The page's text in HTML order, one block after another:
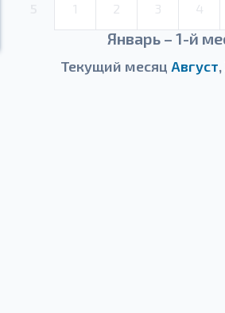
1 2 3 4
Январь – 1-й
Текущий месяц Август,